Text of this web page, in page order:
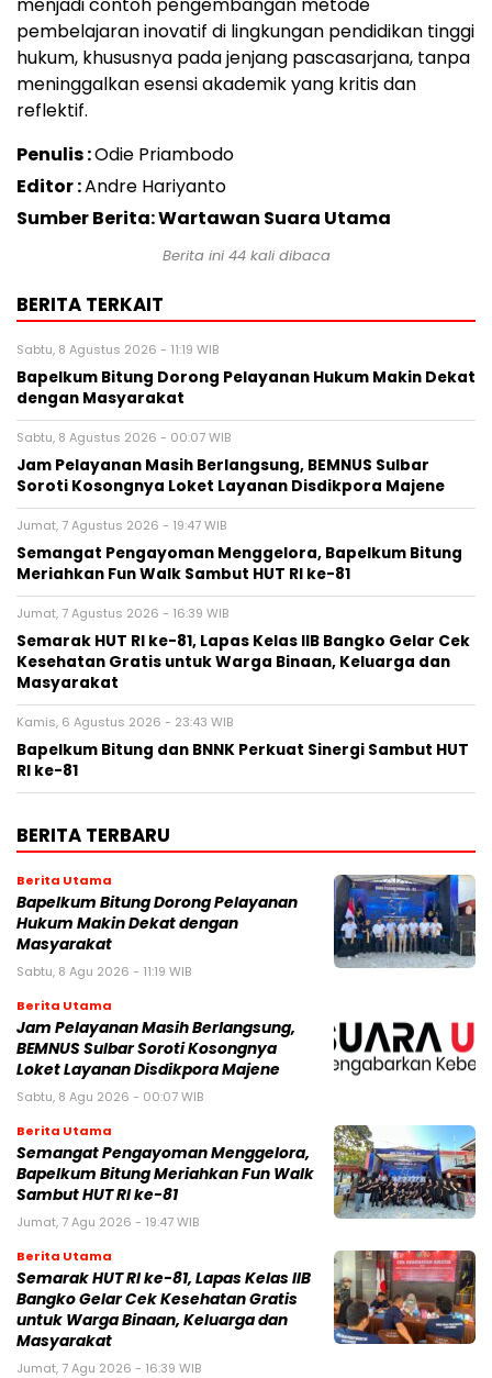
pembelajaran inovatif di lingkungan pendidikan tinggi
hukum, khususnya pada jenjang pascasarjana, tanpa
meninggalkan esensi akademik yang kritis dan
reflektif.
Penulis :Odie Priambodo
Editor :Andre Hariyanto
Sumber Berita: Wartawan Suara Utama
Berita ini 44kali dibaca
BERITA TERKAIT
Sabtu, 8 Agustus 2026 - 11:19 WIB
Bapelkum Bitung Dorong Pelayanan Hukum Makin Dekat
dengan Masyarakat
Sabtu, 8 Agustus 2026 - 00:07 WIB
Jam Pelayanan Masih Berlangsung, BEMNUS Sulbar
Soroti Kosongnya Loket Layanan Disdikpora Majene
Jumat, 7 Agustus 2026 - 19:47 WIB
Semangat Pengayoman Menggelora, Bapelkum Bitung
Meriahkan Fun Walk Sambut HUT RI ke-81
Jumat, 7 Agustus 2026 - 16:39 WIB
Semarak HUT RI ke-81, Lapas Kelas IIB Bangko Gelar Cek
Kesehatan Gratis untuk Warga Binaan, Keluarga dan
Masyarakat
Kamis, 6 Agustus 2026 - 23:43 WIB
Bapelkum Bitung dan BNNK Perkuat Sinergi Sambut HUT
RI ke-81
BERITA TERBARU
Berita Utama
Bapelkum Bitung Dorong Pelayanan
Hukum Makin Dekat dengan
Masyarakat
Sabtu, 8 Agu 2026 - 11:19 WIB
Berita Utama
Jam Pelayanan Masih Berlangsung,
BEMNUS Sulbar Soroti Kosongnya
Loket Layanan Disdikpora Majene
Sabtu, 8 Agu 2026 - 00:07 WIB
Berita Utama
Semangat Pengayoman Menggelora,
Bapelkum Bitung Meriahkan Fun Walk
Sambut HUT RI ke-81
Jumat, 7 Agu 2026 - 19:47 WIB
Berita Utama
Semarak HUT RI ke-81, Lapas Kelas IIB
Bangko Gelar Cek Kesehatan Gratis
untuk Warga Binaan, Keluarga dan
Masyarakat
Jumat, 7 Agu 2026 - 16:39 WIB